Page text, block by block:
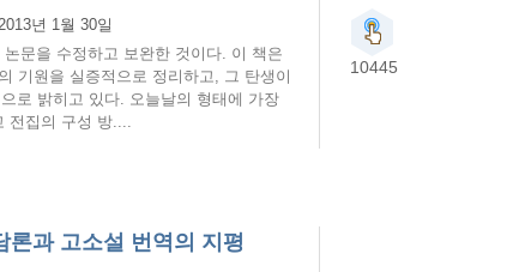
년 1월 30일
문을 수정하고 보완한 것이다. 이 책은
기원을 실증적으로 정리하고, 그 탄생이
로 밝히고 있다. 오늘날의 형태에 가장
전집의 구성 방....
10445
론과 고소설 번역의 지평